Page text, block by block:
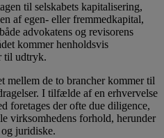
til selskabets kapitalisering,
af egen- eller fremmedkapital,
advokatens og revisorens
kommer henholdsvis
til udtryk.
mellem de to brancher kommer til
I tilfælde af en erhvervelse
foretages der ofte due diligence,
virksomhedens forhold, herunder
juridiske.